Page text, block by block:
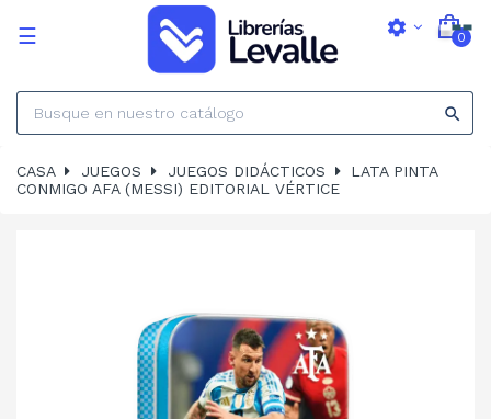

settings 0
Navegación
☰
CASA JUEGOS JUEGOS DIDÁCTICOS
LATA PINTA
CONMIGO AFA (MESSI) EDITORIAL VÉRTICE